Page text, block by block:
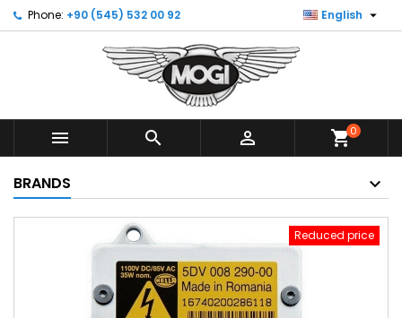
Phone: +90 (545) 532 00 92 English 
   shopping_cart0
BRANDS
Reduced price